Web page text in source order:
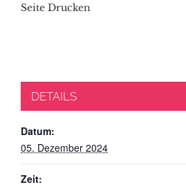
Seite Drucken
DETAILS
Datum:
05. Dezember 2024
Zeit: